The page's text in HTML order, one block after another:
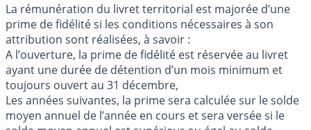
La rémunération du livret territorial est majorée d’une
prime de fidélité si les conditions nécessaires à son
attribution sont réalisées, à savoir :
A l’ouverture, la prime de fidélité est réservée au livret
ayant une durée de détention d’un mois minimum et
toujours ouvert au 31 décembre,
Les années suivantes, la prime sera calculée sur le solde
moyen annuel de l’année en cours et sera versée si le